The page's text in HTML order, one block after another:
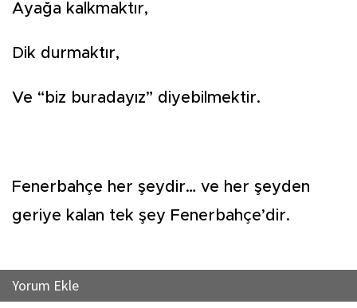
Ayağa kalkmaktır,
Dik durmaktır,
Ve “biz buradayız” diyebilmektir.
Fenerbahçe her şeydir… ve her şeyden
geriye kalan tek şey Fenerbahçe’dir.
Yorum Ekle